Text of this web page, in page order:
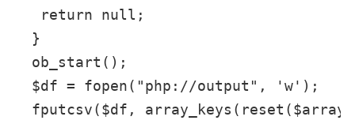
   return null;
  }
  ob_start();
  $df = fopen("php://output", 'w');
fputcsv($df,